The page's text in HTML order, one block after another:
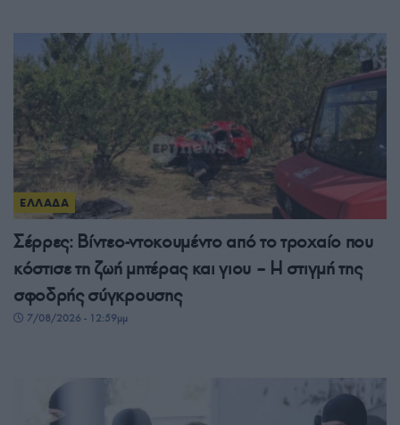
ΕΛΛΑΔΑ
Σέρρες: Βίντεο-ντοκουμέντο από το τροχαίο που
κόστισε τη ζωή μητέρας και γιου – Η στιγμή της
σφοδρής σύγκρουσης
7/08/2026 - 12:59μμ